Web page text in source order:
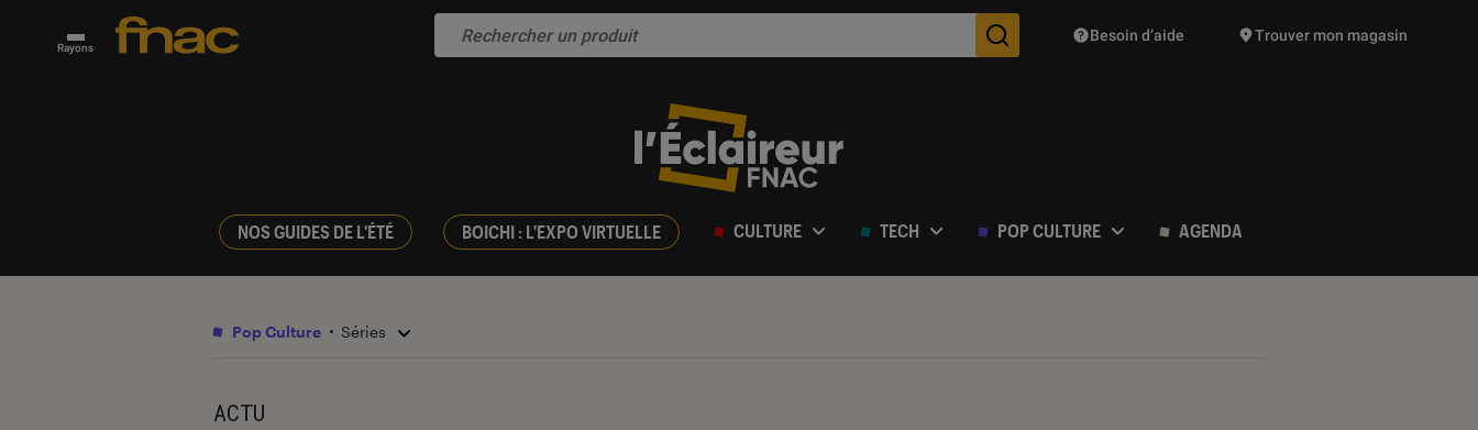
Rayons Des suggestions de produits vont vous être proposées
Besoin d’aide Trouver mon magasin
NOS GUIDES DE L'ÉTÉ BOICHI : L'EXPO VIRTUELLE CULTURE TECH POP CULTURE AGENDA
Pop Culture Séries
ACTU